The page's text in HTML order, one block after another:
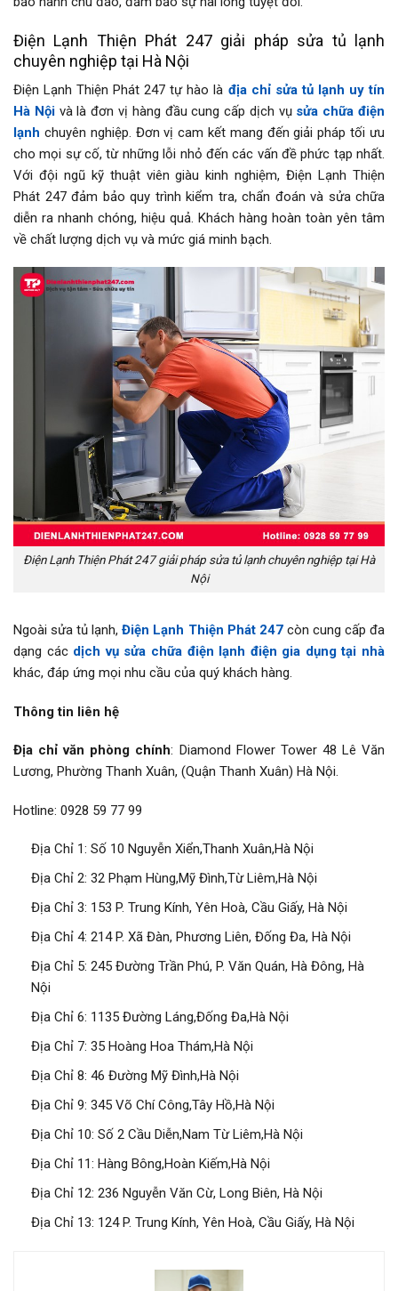
Điện Lạnh Thiện Phát 247 giải pháp sửa tủ lạnh
chuyên nghiệp tại Hà Nội
Điện Lạnh Thiện Phát 247 tự hào là địa chỉ sửa tủ lạnh uy tín
Hà Nộivà là đơn vị hàng đầu cung cấp dịch vụ sửa chữa điện
lạnh chuyên nghiệp. Đơn vị cam kết mang đến giải pháp tối ưu
cho mọi sự cố, từ những lỗi nhỏ đến các vấn đề phức tạp nhất.
Với đội ngũ kỹ thuật viên giàu kinh nghiệm, Điện Lạnh Thiện
Phát 247 đảm bảo quy trình kiểm tra, chẩn đoán và sửa chữa
diễn ra nhanh chóng, hiệu quả. Khách hàng hoàn toàn yên tâm
về chất lượng dịch vụ và mức giá minh bạch.
Điện Lạnh Thiện Phát 247 giải pháp sửa tủ lạnh chuyên nghiệp tại Hà
Nội
Ngoài sửa tủ lạnh,Điện Lạnh Thiện Phát 247còn cung cấp đa
dạng các dịch vụ sửa chữa điện lạnh điện gia dụng tại nhà
khác, đáp ứng mọi nhu cầu của quý khách hàng.
Thông tin liên hệ
Địa chỉ văn phòng chính: Diamond Flower Tower 48 Lê Văn
Lương, Phường Thanh Xuân, (Quận Thanh Xuân) Hà Nội.
Hotline: 0928 59 77 99
Địa Chỉ 1: Số 10 Nguyễn Xiển,Thanh Xuân,Hà Nội
Địa Chỉ 2: 32 Phạm Hùng,Mỹ Đình,Từ Liêm,Hà Nội
Địa Chỉ 3: 153 P. Trung Kính, Yên Hoà, Cầu Giấy, Hà Nội
Địa Chỉ 4: 214 P. Xã Đàn, Phương Liên, Đống Đa, Hà Nội
Địa Chỉ 5: 245 Đường Trần Phú, P. Văn Quán, Hà Đông, Hà
Nội
Địa Chỉ 6: 1135 Đường Láng,Đống Đa,Hà Nội
Địa Chỉ 7: 35 Hoàng Hoa Thám,Hà Nội
Địa Chỉ 8: 46 Đường Mỹ Đình,Hà Nội
Địa Chỉ 9: 345 Võ Chí Công,Tây Hồ,Hà Nội
Địa Chỉ 10: Số 2 Cầu Diễn,Nam Từ Liêm,Hà Nội
Địa Chỉ 11: Hàng Bông,Hoàn Kiếm,Hà Nội
Địa Chỉ 12: 236 Nguyễn Văn Cừ, Long Biên, Hà Nội
Địa Chỉ 13: 124 P. Trung Kính, Yên Hoà, Cầu Giấy, Hà Nội